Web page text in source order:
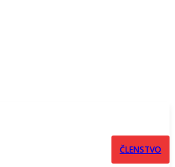
ČLENSTVO